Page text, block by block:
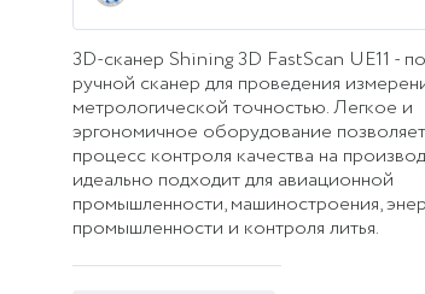
3D-сканер Shining 3D FastScan UE11 -
ручной сканер для проведения
метрологической точностью. Легкое и
эргономичное оборудование
процесс контроля качества на
идеально подходит для авиационной
промышленности, машиностроения,
промышленности и контроля литья.